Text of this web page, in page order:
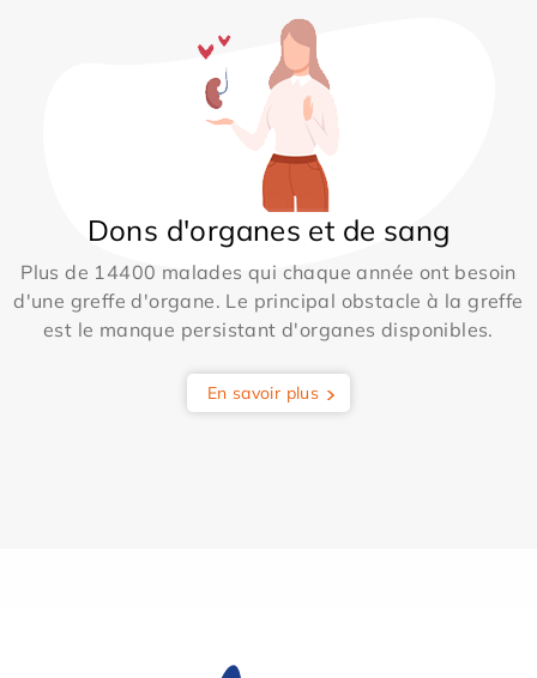
Dons d'organes et de sang
Plus de 14400 malades qui chaque année ont besoin
d'une greffe d'organe. Le principal obstacle à la greffe
est le manque persistant d'organes disponibles.
En savoir plus